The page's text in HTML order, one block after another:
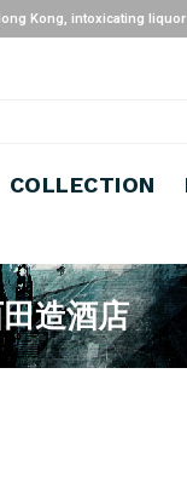
Kong, intoxicating
COLLECTION
造酒店